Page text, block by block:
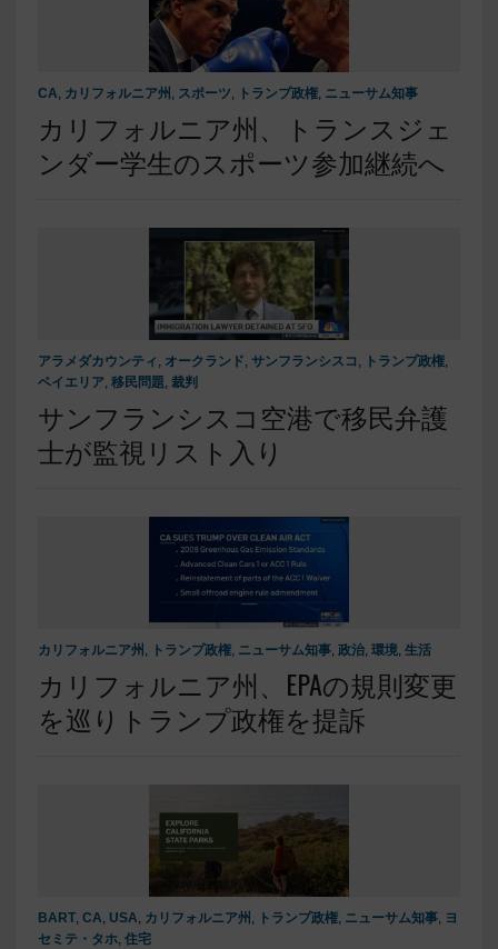
CA, カリフォルニア州 , スポーツ, トランプ政権, ニューサム知事
カリフォルニア州、トランスジェ
ンダー学生のスポーツ参加継続へ
アラメダカウンティ , オークランド, サンフランシスコ , トランプ政権,
ベイエリア, 移民問題, 裁判
サンフランシスコ空港で移民弁護
士が監視リスト入り
カリフォルニア州 , トランプ政権, ニューサム知事, 政治, 環境, 生活
カリフォルニア州、EPAの規則変更
を巡りトランプ政権を提訴
BART, CA, USA, カリフォルニア州 , トランプ政権, ニューサム知事, ヨ
セミテ・タホ, 住宅